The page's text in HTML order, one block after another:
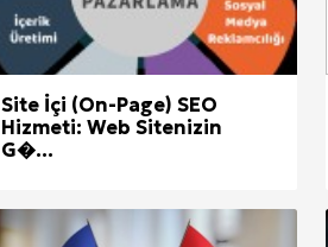
Site İçi (On-Page) SEO
Hizmeti: Web Sitenizin
G�...